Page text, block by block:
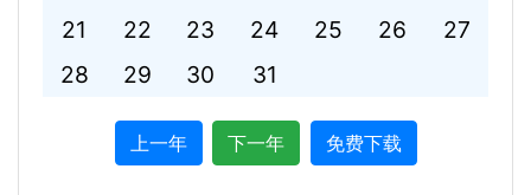
21
22 23 24 25 26
27
28
29 30 31
上一年 下一年 免费下载